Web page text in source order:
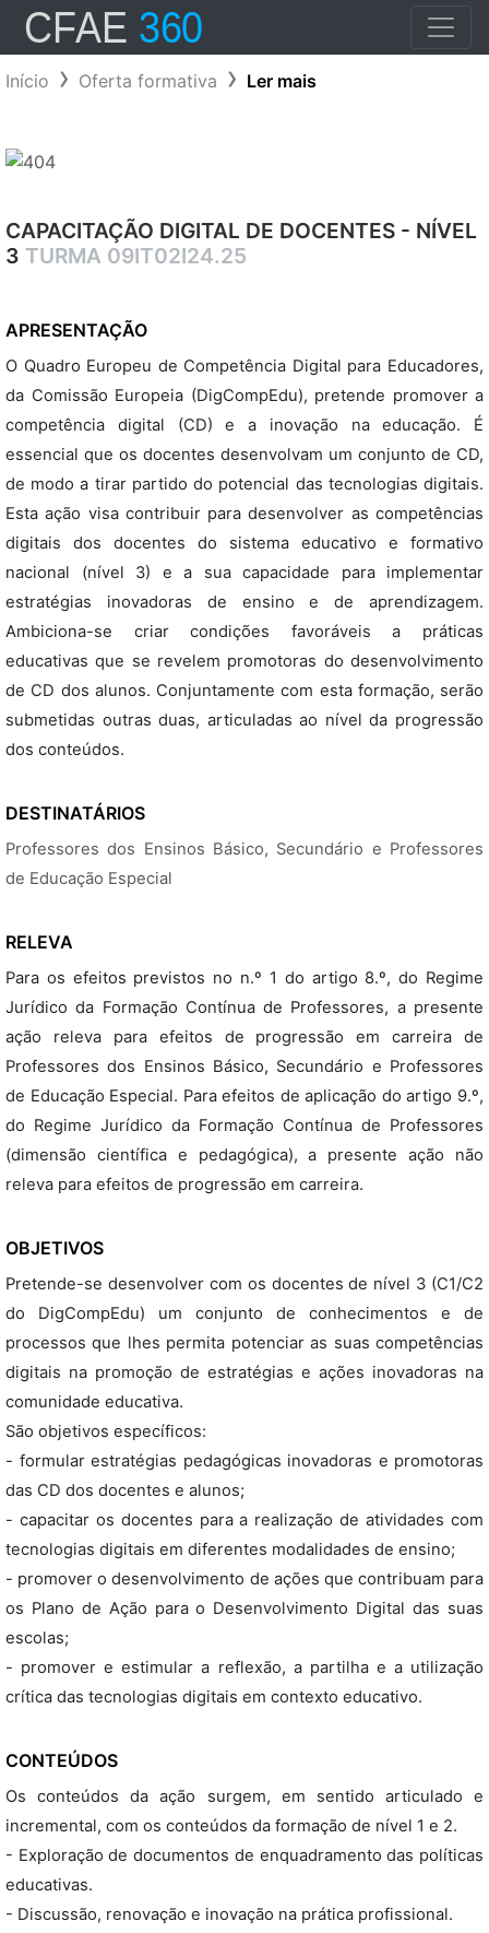
Início Oferta formativa Ler mais
CAPACITAÇÃO DIGITAL DE DOCENTES - NÍVEL
3 TURMA 09IT02I24.25
APRESENTAÇÃO
O Quadro Europeu de Competência Digital para Educadores,
da Comissão Europeia (DigCompEdu), pretende promover a
competência digital (CD) e a inovação na educação. É
essencial que os docentes desenvolvam um conjunto de CD,
de modo a tirar partido do potencial das tecnologias digitais.
Esta ação visa contribuir para desenvolver as competências
digitais dos docentes do sistema educativo e formativo
nacional (nível 3) e a sua capacidade para implementar
estratégias inovadoras de ensino e de aprendizagem.
Ambiciona-se criar condições favoráveis a práticas
educativas que se revelem promotoras do desenvolvimento
de CD dos alunos. Conjuntamente com esta formação, serão
submetidas outras duas, articuladas ao nível da progressão
dos conteúdos.
DESTINATÁRIOS
Professores dos Ensinos Básico, Secundário e Professores
de Educação Especial
RELEVA
Para os efeitos previstos no n.º 1 do artigo 8.º, do Regime
Jurídico da Formação Contínua de Professores, a presente
ação releva para efeitos de progressão em carreira de
Professores dos Ensinos Básico, Secundário e Professores
de Educação Especial. Para efeitos de aplicação do artigo 9.º,
do Regime Jurídico da Formação Contínua de Professores
(dimensão científica e pedagógica), a presente ação não
releva para efeitos de progressão em carreira.
OBJETIVOS
Pretende-se desenvolver com os docentes de nível 3 (C1/C2
do DigCompEdu) um conjunto de conhecimentos e de
processos que lhes permita potenciar as suas competências
digitais na promoção de estratégias e ações inovadoras na
comunidade educativa.
São objetivos específicos:
- formular estratégias pedagógicas inovadoras e promotoras
das CD dos docentes e alunos;
- capacitar os docentes para a realização de atividades com
tecnologias digitais em diferentes modalidades de ensino;
- promover o desenvolvimento de ações que contribuam para
os Plano de Ação para o Desenvolvimento Digital das suas
escolas;
- promover e estimular a reflexão, a partilha e a utilização
crítica das tecnologias digitais em contexto educativo.
CONTEÚDOS
Os conteúdos da ação surgem, em sentido articulado e
incremental, com os conteúdos da formação de nível 1 e 2.
- Exploração de documentos de enquadramento das políticas
educativas.
- Discussão, renovação e inovação na prática profissional.